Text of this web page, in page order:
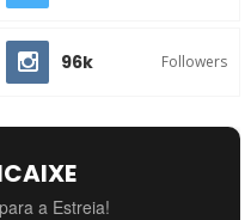
96k Followers
a Estreia!